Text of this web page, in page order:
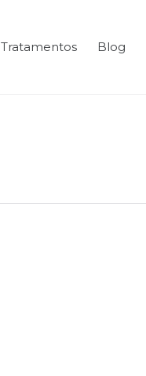
Tratamentos Blog